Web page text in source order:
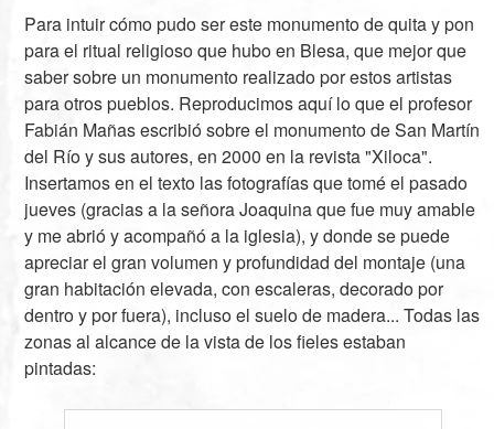
Para intuir cómo pudo ser este monumento de quita y pon
para el ritual religioso que hubo en Blesa, que mejor que
saber sobre un monumento realizado por estos artistas
para otros pueblos. Reproducimos aquí lo que el profesor
Fabián Mañas escribió sobre el monumento de San Martín
del Río y sus autores, en 2000 en la revista "Xiloca".
Insertamos en el texto las fotografías que tomé el pasado
jueves (gracias a la señora Joaquina que fue muy amable
y me abrió y acompañó a la iglesia), y donde se puede
apreciar el gran volumen y profundidad del montaje (una
gran habitación elevada, con escaleras, decorado por
dentro y por fuera), incluso el suelo de madera... Todas las
zonas al alcance de la vista de los fieles estaban
pintadas: